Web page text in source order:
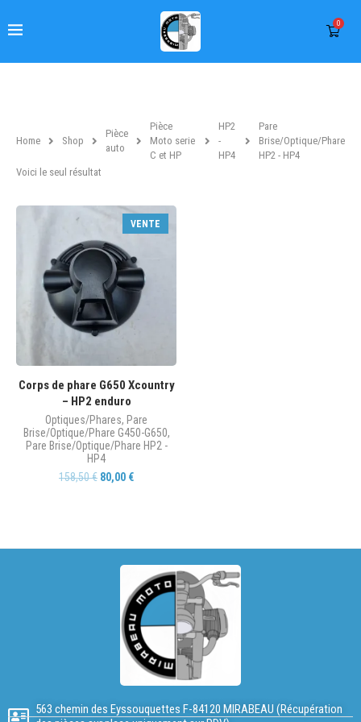
0
Home Shop
Pièce
auto
Pièce
Moto serie
C et HP
HP2
-
HP4
Pare
Brise/Optique/Phare
HP2 - HP4
Voici le seul résultat
VENTE
Corps de phare G650 Xcountry
– HP2 enduro
Optiques/Phares, Pare
Brise/Optique/Phare G450-G650,
Pare Brise/Optique/Phare HP2 -
HP4
158,50€ 80,00 €
563 chemin des Eyssouquettes F-84120 MIRABEAU (Récupération